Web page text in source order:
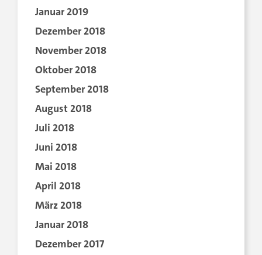
Januar 2019
Dezember 2018
November 2018
Oktober 2018
September 2018
August 2018
Juli 2018
Juni 2018
Mai 2018
April 2018
März 2018
Januar 2018
Dezember 2017